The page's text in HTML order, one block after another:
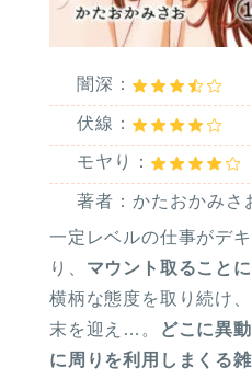
闇深：
伏線：
モヤり：
著者：かたおかみさ
一定レベルの仕事がデ
り、 マウント取ること
横柄な態度を取り続け
末を迎え…。
どこに異
に周りを利用しまくる